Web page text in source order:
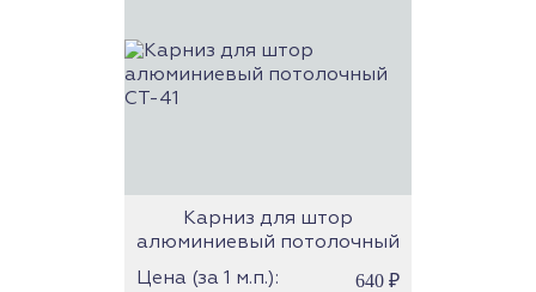
Карниз для штор
алюминиевый потолочный
СТ-41
Цена (за 1 м.п.): 640 ₽